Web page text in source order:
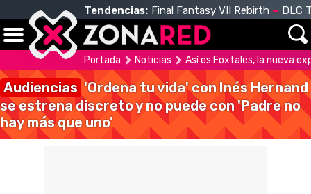
Tendencias: Final Fantasy VII Rebirth DLC
Portada Noticias Así es Foxtales, la nueva
Audiencias 'Ordena tu vida' con Inés Hernand
se estrena discreto y no puede con 'Padre no
hay más que uno'